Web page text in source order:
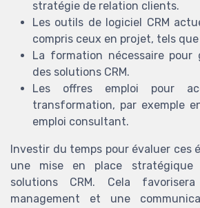
stratégie de relation clients.
Les outils de logiciel CRM
compris ceux en projet, tels que
La formation nécessaire pour
des solutions CRM.
Les offres emploi pour
transformation, par exemple
emploi consultant.
Investir du temps pour évaluer ces
une mise en place
solutions CRM. Cela
management et une